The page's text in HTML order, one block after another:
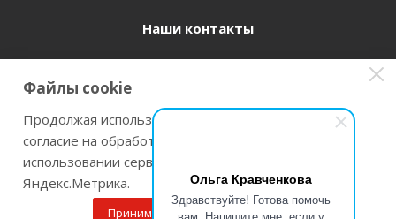
Ольга Кравченкова
Здравствуйте! Готова помочь
Наши контакты
8 800 77-00-962
г. Пермь, ул. Павла Преображенского, д.6А,
Файлы cookie
Продолжая использовать наш сайт Вы даете
согласие на обработку файлов cookie и
использовании сервисов веб-аналитики
Яндекс.Метрика.
Принимаю Подробнее